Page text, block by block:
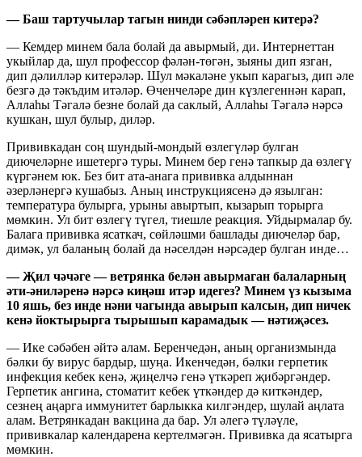
— Баш тартучылар тагын нинди сәбәпләрен китерә?
— Кемдер минем бала болай да авырмый, ди. Интернеттан
укыйлар да, шул профессор фәлән-төгән, зыяны дип язган,
дип дәлилләр китерәләр. Шул мәкаләне укып карагыз, дип әле
безгә дә тәкъдим итәләр. Өченчеләре дин күзлегеннән карап,
Аллаһы Тәгалә безне болай да саклый, Аллаһы Тәгалә нәрсә
кушкан, шул булыр, диләр.
Прививкадан соң шундый-мондый өзлегүләр булган
диючеләрне ишетергә туры. Минем бер генә тапкыр да өзлегү
күргәнем юк. Без бит ата-анага прививка алдыннан
әзерләнергә кушабыз. Аның инструкциясенә дә язылган:
температура булырга, урыны авыртып, кызарып торырга
мөмкин. Ул бит өзлегү түгел, тиешле реакция. Уйдырмалар бу.
Балага прививка ясаткач, сөйләшми башлады диючеләр бар,
димәк, ул баланың болай да нәселдән нәрсәдер булган инде…
— Җил чәчәге — ветрянка белән авырмаган балаларның
әти-әниләренә нәрсә киңәш итәр идегез? Минем үз кызыма
10 яшь, без инде нәни чагында авырып калсын, дип ничек
кенә йоктырырга тырышып карамадык — нәтиҗәсез.
— Ике сәбәбен әйтә алам. Беренчедән, аның организмында
бәлки бу вирус бардыр, шуңа. Икенчедән, бәлки герпетик
инфекция кебек кенә, җиңелчә генә үткәреп җибәргәндер.
Герпетик ангина, стоматит кебек үткәндер дә киткәндер,
сезнең аңарга иммунитет барлыкка килгәндер, шулай аңлата
алам. Ветрянкадан вакцина да бар. Ул әлегә түләүле,
прививкалар календарена кертелмәгән. Прививка да ясатырга
мөмкин.